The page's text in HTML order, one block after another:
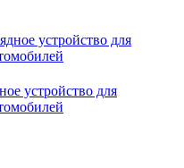
устройство для